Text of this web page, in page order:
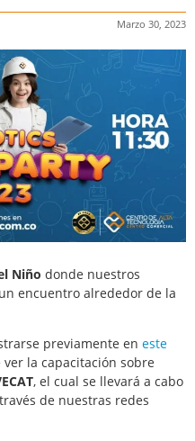
Marzo 30, 2023
Niño donde nuestros
encuentro alrededor de la
previamente en este
la capacitación sobre
, el cual se llevará a cabo
de nuestras redes